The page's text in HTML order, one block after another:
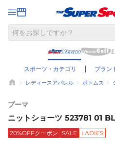
スポーツ・カテゴリ ブラン
レディースアパレル ボトムス
プーマ
ニットショーツ 523781 01
20%OFFクーポン SALE LADIES